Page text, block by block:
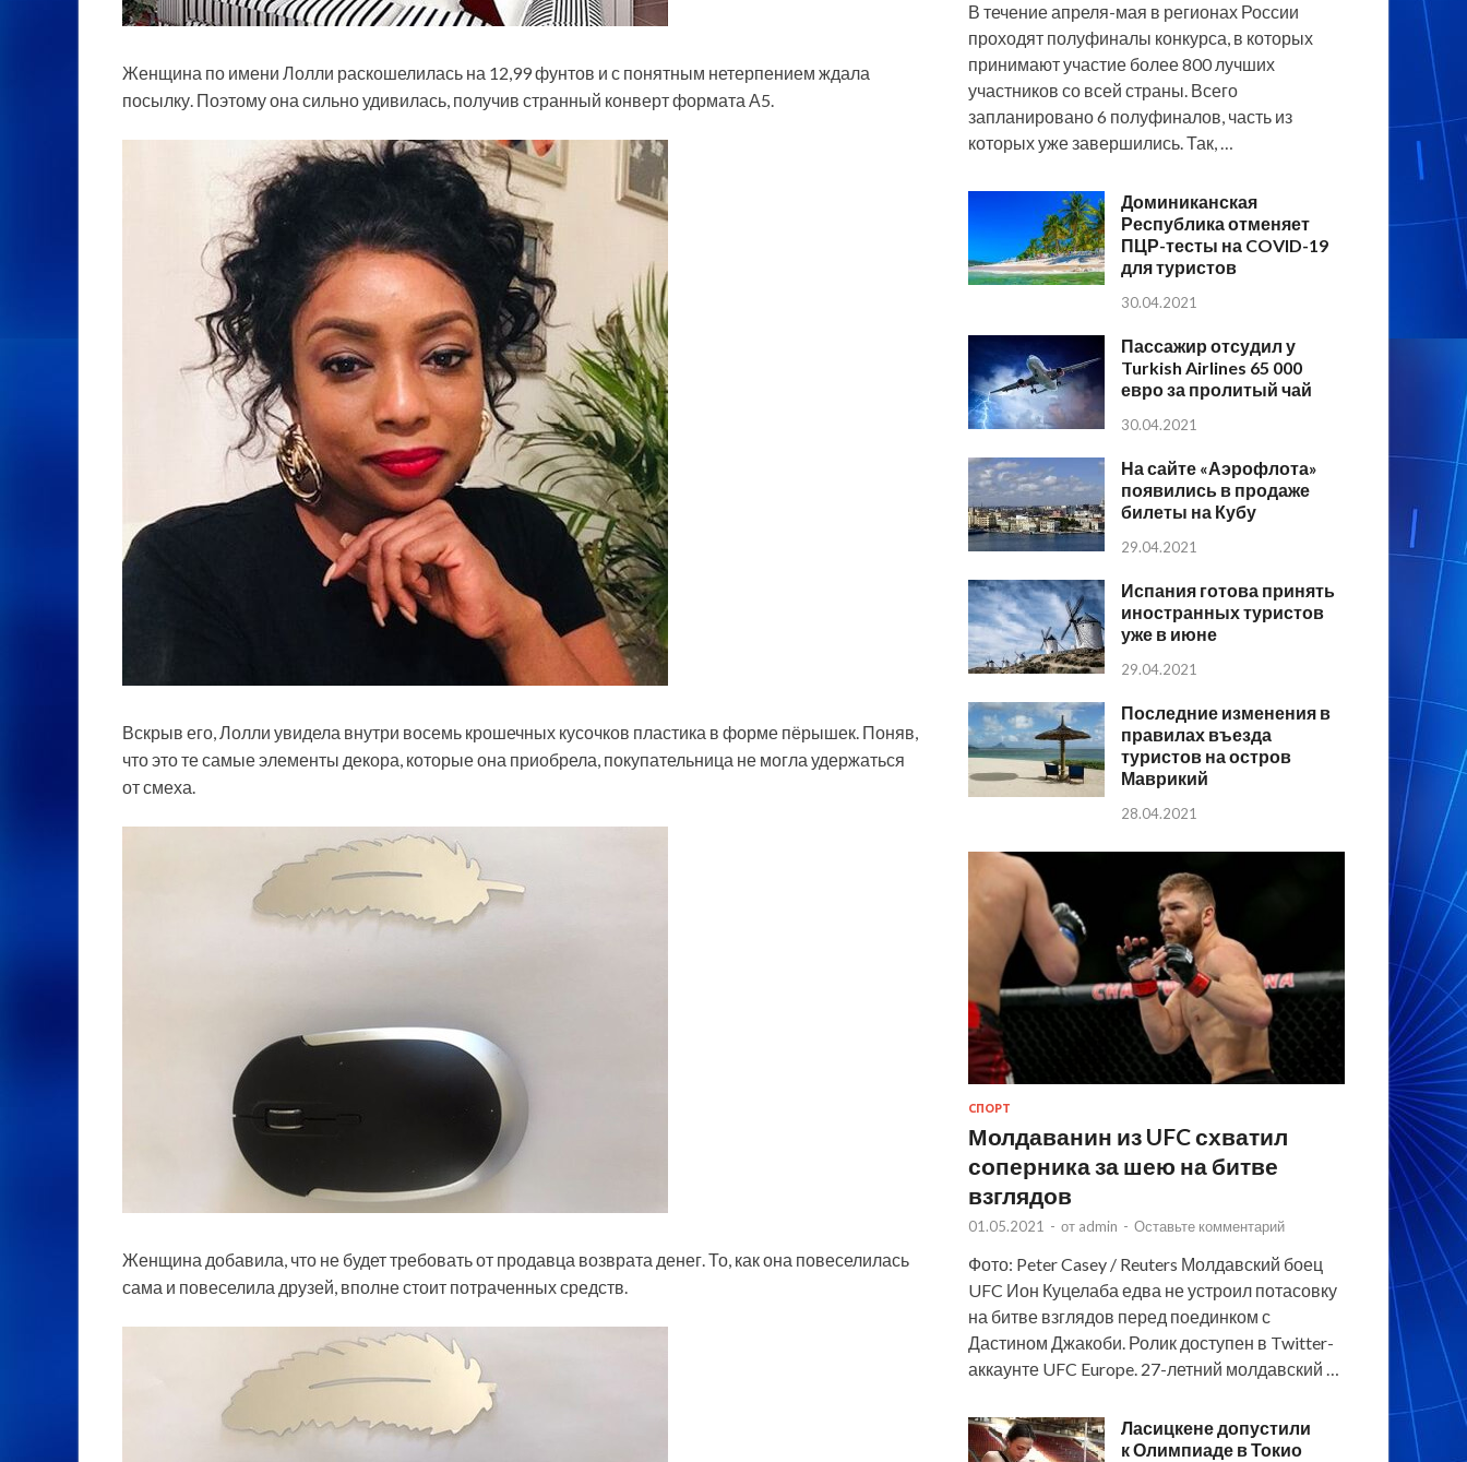
Женщина по имени Лолли раскошелилась на 12,99 фунтов и с понятным нетерпением ждала
посылку. Поэтому она сильно удивилась, получив странный конверт формата А5.
Вскрыв его, Лолли увидела внутри восемь крошечных кусочков пластика в форме пёрышек. Поняв,
что это те самые элементы декора, которые она приобрела, покупательница не могла удержаться
от смеха.
Женщина добавила, что не будет требовать от продавца возврата денег. То, как она повеселилась
сама и повеселила друзей, вполне стоит потраченных средств.
В течение апреля-мая в регионах России
проходят полуфиналы конкурса, в которых
принимают участие более 800 лучших
участников со всей страны. Всего
запланировано 6 полуфиналов, часть из
которых уже завершились. Так, …
Доминиканская
Республика отменяет
ПЦР-тесты на COVID-19
для туристов
30.04.2021
Пассажир отсудил у
Turkish Airlines 65 000
евро за пролитый чай
30.04.2021
На сайте «Аэрофлота»
появились в продаже
билеты на Кубу
29.04.2021
Испания готова принять
иностранных туристов
уже в июне
29.04.2021
Последние изменения в
правилах въезда
туристов на остров
Маврикий
28.04.2021
СПОРТ
Молдаванин из UFC схватил
соперника за шею на битве
взглядов
01.05.2021 - от admin - Оставьте комментарий
Фото: Peter Casey / Reuters Молдавский боец
UFC Ион Куцелаба едва не устроил потасовку
на битве взглядов перед поединком с
Дастином Джакоби. Ролик доступен в Twitter-
аккаунте UFC Europe. 27-летний молдавский …
Ласицкене допустили
к Олимпиаде в Токио